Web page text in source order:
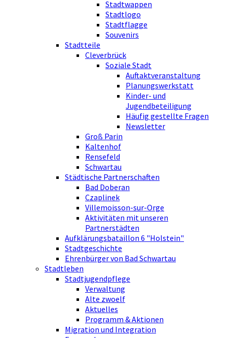
Stadtwappen
Stadtlogo
Stadtflagge
Souvenirs
Stadtteile
Cleverbrück
Soziale Stadt
Auftaktveranstaltung
Planungswerkstatt
Kinder- und
Jugendbeteiligung
Häufig gestellte Fragen
Newsletter
Groß Parin
Kaltenhof
Rensefeld
Schwartau
Städtische Partnerschaften
Bad Doberan
Czaplinek
Villemoisson-sur-Orge
Aktivitäten mit unseren
Partnerstädten
Aufklärungsbataillon 6 "Holstein"
Stadtgeschichte
Ehrenbürger von Bad Schwartau
Stadtleben
Stadtjugendpflege
Verwaltung
Alte zwoelf
Aktuelles
Programm & Aktionen
Migration und Integration